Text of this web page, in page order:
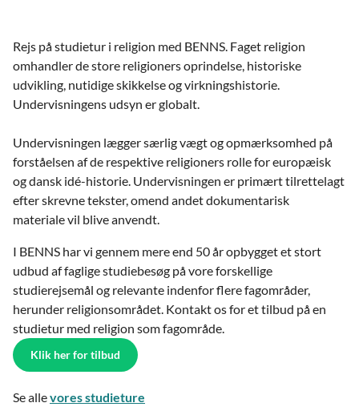
Rejs på studietur i religion med BENNS. Faget religion
omhandler de store religioners oprindelse, historiske
udvikling, nutidige skikkelse og virkningshistorie.
Undervisningens udsyn er globalt.
Undervisningen lægger særlig vægt og opmærksomhed på
forståelsen af de respektive religioners rolle for europæisk
og dansk idé-historie. Undervisningen er primært tilrettelagt
efter skrevne tekster, omend andet dokumentarisk
materiale vil blive anvendt.
I BENNS har vi gennem mere end 50 år opbygget et stort
udbud af faglige studiebesøg på vore forskellige
studierejsemål og relevante indenfor flere fagområder,
herunder religionsområdet. Kontakt os for et tilbud på en
studietur med religion som fagområde.
Klik her for tilbud
Se allevores studieture